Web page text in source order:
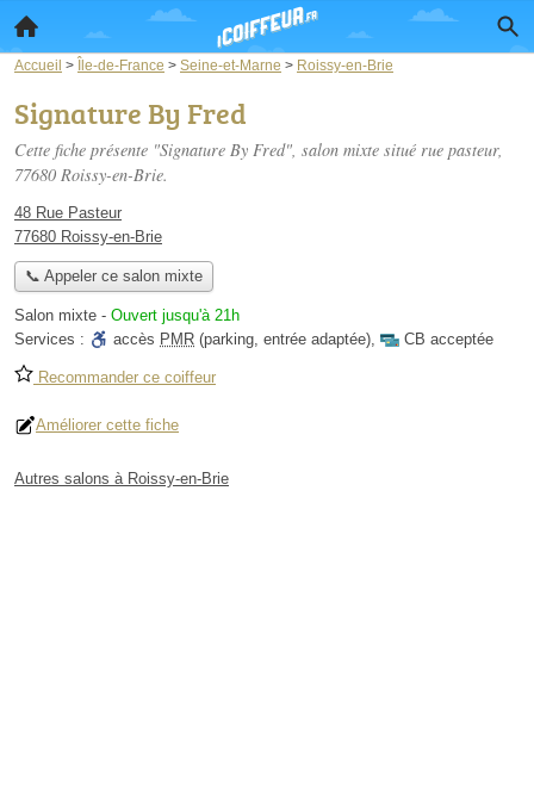
Accueil > Île-de-France > Seine-et-Marne > Roissy-en-Brie
Signature By Fred
Cette fiche présente "Signature By Fred", salon mixte situé rue pasteur,
77680 Roissy-en-Brie.
48 Rue Pasteur
77680 Roissy-en-Brie
📞 Appeler ce salon mixte
Salon mixte - Ouvert jusqu'à 21h
Services :
accès PMR (parking, entrée adaptée), CB acceptée
Recommander ce coiffeur
Améliorer cette fiche
Autres salons à Roissy-en-Brie